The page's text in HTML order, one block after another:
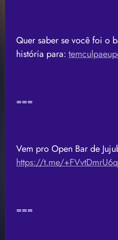
Quer saber se você foi o
história para:
===
Vem pro Open Bar de
https://t.me/
===